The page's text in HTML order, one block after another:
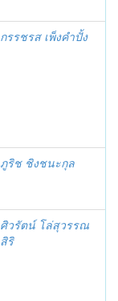
กรรชรส เพ็งคำปั้ง
ภูริช ชิงชนะกุล
ศิวรัตน์ โล่สุวรรณ
สิริ